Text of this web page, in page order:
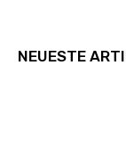
NEUESTE